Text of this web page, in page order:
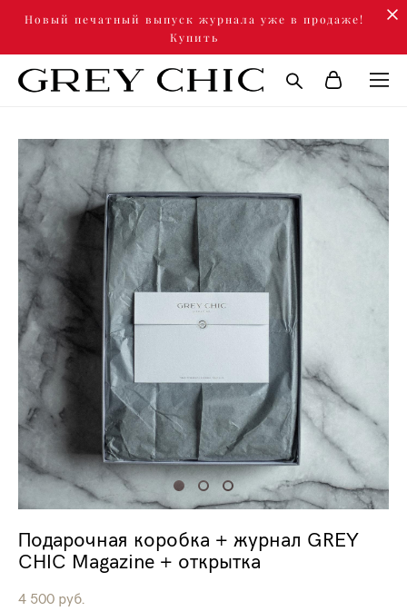
Новый печатный выпуск журнала уже в продаже!
Купить
Подарочная коробка + журнал GREY
CHIC Magazine + открытка
4 500 pуб.